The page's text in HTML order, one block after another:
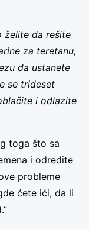
želite da rešite
za teretanu,
da ustanete
se trideset
i odlazite
toga što sa
i odredite
probleme
ćete ići, da li